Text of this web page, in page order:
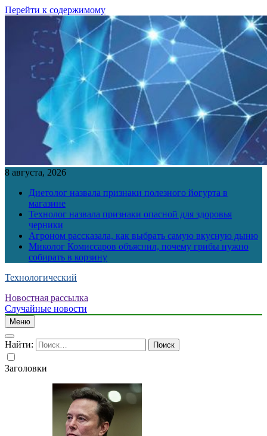
Перейти к содержимому
8 августа, 2026
Диетолог назвала признаки полезного йогурта в
магазине
Технолог назвала признаки опасной для здоровья
черники
Агроном рассказала, как выбрать самую вкусную дыню
Миколог Комиссаров объяснил, почему грибы нужно
собирать в корзину
Технологический
Новостная рассылка
Случайные новости
Меню
Найти:
Заголовки